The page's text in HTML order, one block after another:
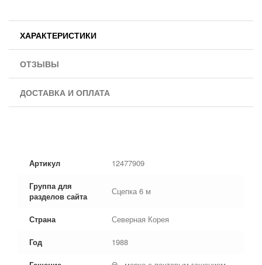
ХАРАКТЕРИСТИКИ
ОТЗЫВЫ
ДОСТАВКА И ОПЛАТА
Артикул 12477909
Группа для
разделов сайта
Сцепка 6 м
Страна Северная Корея
Год 1988